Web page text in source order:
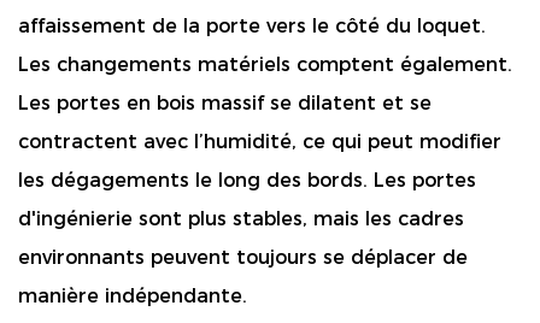
affaissement de la porte vers le côté du loquet.
Les changements matériels comptent également.
Les portes en bois massif se dilatent et se
contractent avec l’humidité, ce qui peut modifier
les dégagements le long des bords. Les portes
d'ingénierie sont plus stables, mais les cadres
environnants peuvent toujours se déplacer de
manière indépendante.